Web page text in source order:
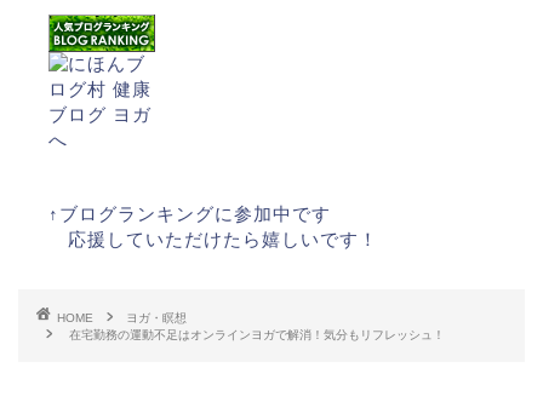
↑ブログランキングに参加中です
応援していただけたら嬉しいです！
HOME
ヨガ・瞑想
在宅勤務の運動不足はオンラインヨガで解消！気分もリフレッシュ！